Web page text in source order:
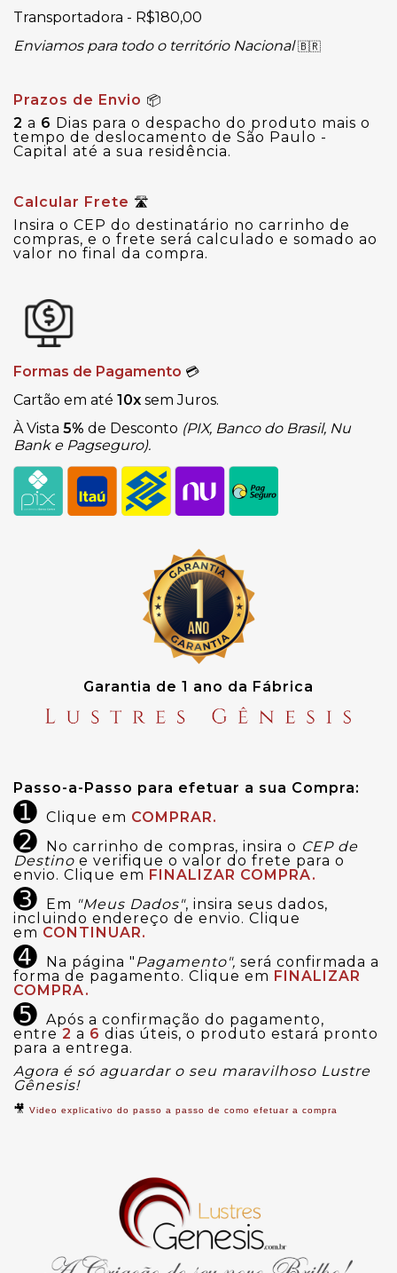
Transportadora - R$180,00
Enviamos para todo o território Nacional🇧🇷
Prazos de Envio 📦
2 a 6 Dias para o despacho do produto mais o
tempo de deslocamento de São Paulo -
Capital até a sua residência.
Calcular Frete 🛣
Insira o CEP do destinatário no carrinho de
compras, e o frete será calculado e somado ao
valor no final da compra.
Formas de Pagamento 💳
Cartão em até 10x sem Juros.
À Vista 5% de Desconto (PIX, Banco do Brasil, Nu
Bank e Pagseguro).
Garantia de 1 ano da Fábrica
Passo-a-Passo para efetuar a sua Compra:
➊ Clique em COMPRAR.
➋ No carrinho de compras, insira o CEP de
Destino e verifique o valor do frete para o
envio. Clique em FINALIZAR COMPRA.
➌ Em "Meus Dados", insira seus dados,
incluindo endereço de envio. Clique
em CONTINUAR.
➍ Na página " Pagamento", será confirmada a
forma de pagamento. Clique em FINALIZAR
COMPRA.
➎ Após a confirmação do pagamento,
entre 2 a 6 dias úteis, o produto estará pronto
para a entrega.
Agora é só aguardar o seu maravilhoso Lustre
Gênesis!
🎥 Video explicativo do passo a passo de como efetuar a compra